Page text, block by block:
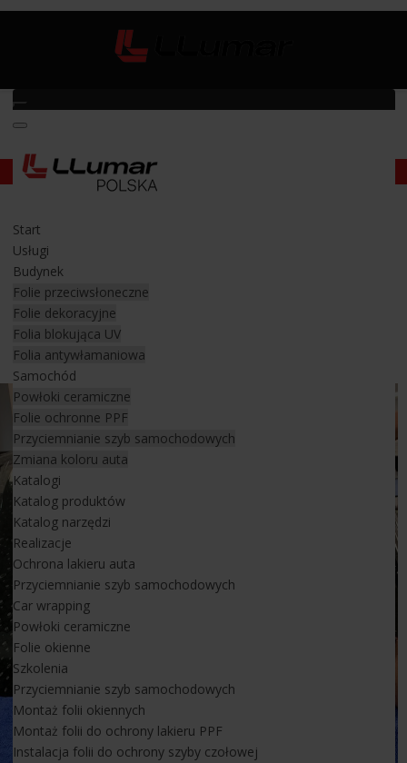
Start
Usługi
Budynek
Folie przeciwsłoneczne
Folie dekoracyjne
Folia blokująca UV
Folia antywłamaniowa
Samochód
Powłoki ceramiczne
Folie ochronne PPF
Przyciemnianie szyb samochodowych
Zmiana koloru auta
Katalogi
Katalog produktów
Katalog narzędzi
Realizacje
Ochrona lakieru auta
Przyciemnianie szyb samochodowych
Car wrapping
Powłoki ceramiczne
Folie okienne
Szkolenia
Przyciemnianie szyb samochodowych
Montaż folii okiennych
Montaż folii do ochrony lakieru PPF
Instalacja folii do ochrony szyby czołowej
Folia Windshield na szybę przednią auta
Folia Windshield na szybę przednią
Ochrona szyby przedniej w samochodzie